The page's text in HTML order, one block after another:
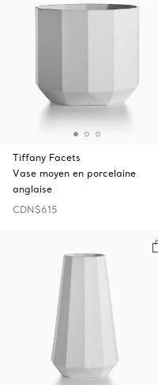
Tiffany Facets
Vase moyen en porcelaine
anglaise
CDN$615